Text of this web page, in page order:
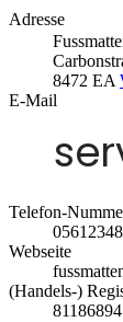
Adresse
8472 EA
E-Mail
Telefon-
Webseite
(Handels-)
81186894